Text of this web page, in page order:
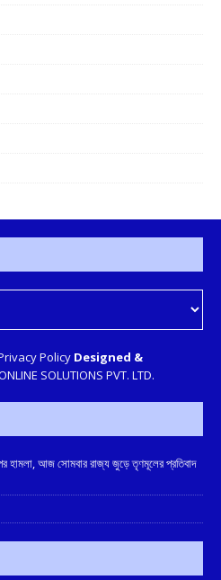
Policy Designed &
SOLUTIONS PVT. LTD.
হামলা, আজ সোমবার রাজ্য জুড়ে তৃণমূলের প্রতিবাদ